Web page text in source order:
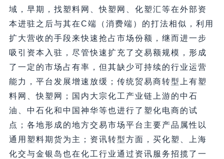
域，早期，找塑料网、快塑网、化塑汇等在外部资
本进驻之后与其在C端（消费端）的打法相似，利用
扩大营收的手段来快速抢占市场份额，继而进一步
吸引资本入驻，尽管快速扩充了交易额规模，形成
了一定的市场占有率，但其缺少可持续的行业运营
能力，平台发展增速放缓；传统贸易商转型上有塑
料网、快塑网；国内大宗化工产业链上游的中石
油、中石化和中国神华等也进行了塑化电商的试
点；各地形成的地方交易市场平台主要产品属性以
通用塑料期货为主；资讯转型方面，买化塑、上海
化交与金银岛也在化工行业通过资讯服务招揽了一